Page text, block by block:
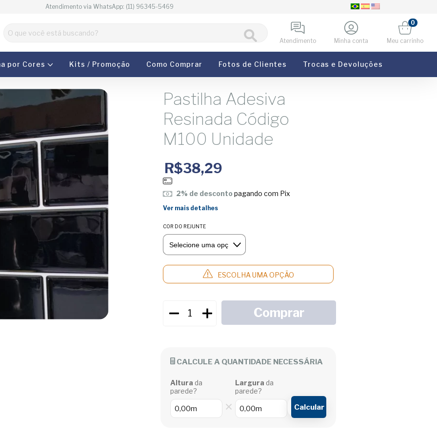
Atendimento via WhatsApp: (11) 96345-5469
Atendimento Minha conta Meu carrinho
0
por Cores Kits / Promoção Como Comprar Fotos de Clientes Trocas e Devoluções
Pastilha Adesiva
Resinada Código
M100 Unidade
R$38,29
2% de desconto pagando com Pix
Ver mais detalhes
COR DO REJUNTE
ESCOLHA UMA OPÇÃO
CALCULE A QUANTIDADE NECESSÁRIA
Altura da
parede?
×
Largura da
parede?
Calcular